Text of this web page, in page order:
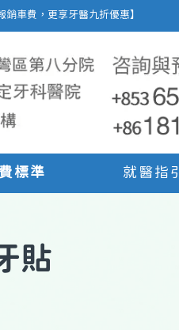
車費，更享牙醫九折優惠】
標準 就醫指引
貼